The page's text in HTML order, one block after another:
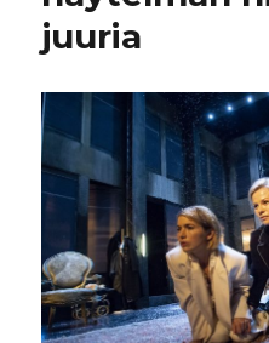
juuria